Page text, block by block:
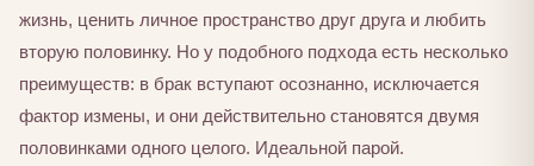
жизнь, ценить личное пространство друг друга и любить
вторую половинку. Но у подобного подхода есть несколько
преимуществ: в брак вступают осознанно, исключается
фактор измены, и они действительно становятся двумя
половинками одного целого. Идеальной парой.